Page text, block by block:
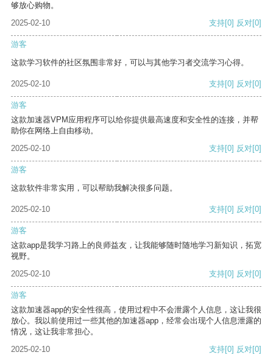
够放心购物。
2025-02-10
支持[0] 反对[0]
游客
这款学习软件的社区氛围非常好，可以与其他学习者交流学习心得。
2025-02-10 支持[0] 反对[0]
游客
这款加速器VPM应用程序可以给你提供最高速度和安全性的连接，并帮
助你在网络上自由移动。
2025-02-10
支持[0] 反对[0]
游客
这款软件非常实用，可以帮助我解决很多问题。
2025-02-10 支持[0] 反对[0]
游客
这款app是我学习路上的良师益友，让我能够随时随地学习新知识，拓宽
视野。
2025-02-10
支持[0] 反对[0]
游客
这款加速器app的安全性很高，使用过程中不会泄露个人信息，这让我很
放心。我以前使用过一些其他的加速器app，经常会出现个人信息泄露的
情况，这让我非常担心。
2025-02-10
支持[0] 反对[0]